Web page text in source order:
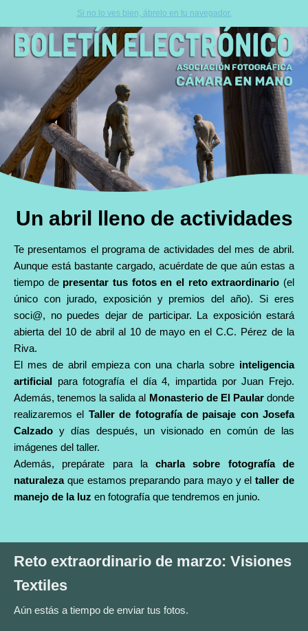
Si no lo ves bien, ábrelo en tu navegador.
Un abril lleno de actividades
Te presentamos el programa de actividades del mes de abril.
Aunque está bastante cargado, acuérdate de que aún estas a
tiempo de presentar tus fotos en el reto extraordinario (el
único con jurado, exposición y premios del año). Si eres
soci@, no puedes dejar de participar. La exposición estará
abierta del 10 de abril al 10 de mayo en el C.C. Pérez de la
Riva.
El mes de abril empieza con una charla sobre inteligencia
artificial para fotografíael día 4, impartida por Juan Frejo.
Además, tenemos la salida al Monasterio de El Paulardonde
realizaremos el Taller de fotografía de paisaje con Josefa
Calzado y días después, un visionado en común de las
imágenes del taller.
Además, prepárate para lacharla sobre fotografía de
naturalezaque estamos preparando para mayo y eltaller de
manejo de la luz en fotografía que tendremos en junio.
Reto extraordinario de marzo: Visiones
Textiles
Aún estás a tiempo de enviar tus fotos.